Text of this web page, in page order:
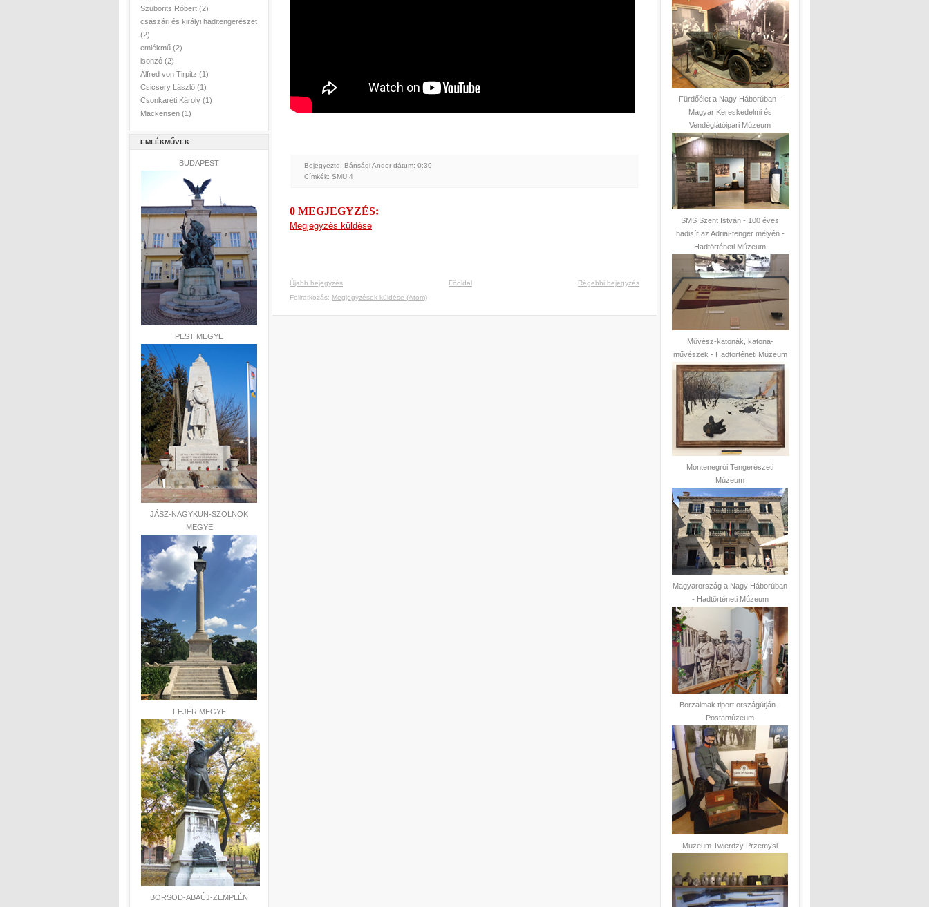
Szuborits Róbert (2)
császári és királyi haditengerészet
(2)
emlékmű (2)
isonzó (2)
Alfred von Tirpitz (1)
Csicsery László (1)
Csonkaréti Károly (1)
Mackensen (1)
EMLÉKMŰVEK
BUDAPEST
PEST MEGYE
JÁSZ-NAGYKUN-SZOLNOK
MEGYE
FEJÉR MEGYE
BORSOD-ABAÚJ-ZEMPLÉN
Bejegyezte: Bánsági Andor dátum: 0:30
Címkék: SMU 4
0 MEGJEGYZÉS:
Megjegyzés küldése
Újabb bejegyzés Régebbi bejegyzés
Főoldal
Feliratkozás: Megjegyzések küldése (Atom)
Fürdőélet a Nagy Háborúban -
Magyar Kereskedelmi és
Vendéglátóipari Múzeum
SMS Szent István - 100 éves
hadisír az Adriai-tenger mélyén -
Hadtörténeti Múzeum
Művész-katonák, katona-
művészek - Hadtörténeti Múzeum
Montenegrói Tengerészeti
Múzeum
Magyarország a Nagy Háborúban
- Hadtörténeti Múzeum
Borzalmak tiport országútján -
Postamúzeum
Muzeum Twierdzy Przemysl